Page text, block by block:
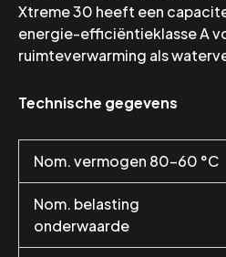
Xtreme 30 heeft een
energie-efficiëntieklasse A
ruimteverwarming als
Technische gegevens
Nom. vermogen 80-60 °C
Nom. belasting
onderwaarde